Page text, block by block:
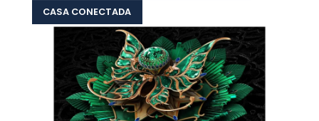
CASA CONECTADA